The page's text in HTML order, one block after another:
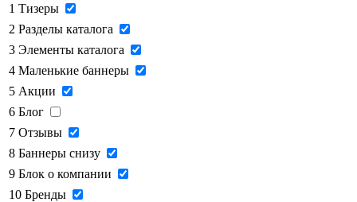
1 Тизеры
2 Разделы каталога
3 Элементы каталога
4 Маленькие баннеры
5 Акции
6 Блог
7 Отзывы
8 Баннеры снизу
9 Блок о компании
10 Бренды